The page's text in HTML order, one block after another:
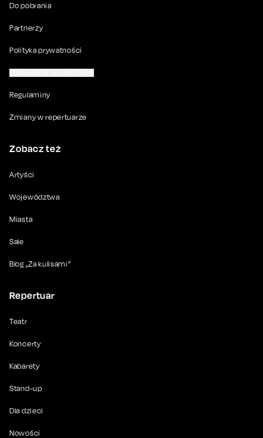
Do pobrania
Partnerzy
Polityka prywatności
Regulaminy
Zmiany w repertuarze
Zobacz też
Artyści
Województwa
Miasta
Sale
Blog „Za kulisami”
Repertuar
Teatr
Koncerty
Kabarety
Stand-up
Dla dzieci
Nowości